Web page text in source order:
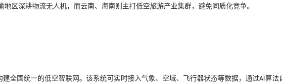
地区深耕物流无人机，而云南、海南则主打低空旅游产业集群，避免同质化竞争。
建全国统一的低空智联网。该系统可实时接入气象、空域、飞行器状态等数据，通过AI算法